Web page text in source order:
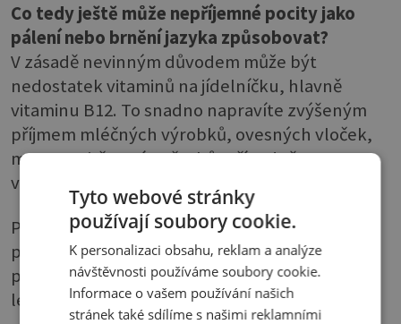
Co tedy ještě může nepříjemné pocity jako
pálení nebo brnění jazyka způsobovat?
V zásadě nevinným důvodem může být
nedostatek vitaminů na jídelníčku, hlavně
vitaminu B12. To snadno napravíte zvýšeným
příjmem mléčných výrobků, ovesných vloček,
masa a vnitřností a ořechů, případně
vitaminových doplňků stravy.
Pokud se stav nezlepší a brnění jazyka
pokračuje, připadá v úvahu nějaká nervová
poruchu, takže se poraďte s praktickým
lékařem.
Tyto webové stránky
používají soubory cookie.
K personalizaci obsahu, reklam a analýze
návštěvnosti používáme soubory cookie.
Informace o vašem používání našich
stránek také sdílíme s našimi reklamními